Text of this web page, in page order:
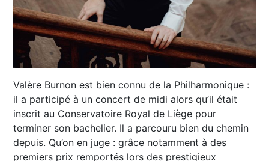
Valère Burnon est bien connu de la Philharmonique :
il a participé à un concert de midi alors qu’il était
inscrit au Conservatoire Royal de Liège pour
terminer son bachelier. Il a parcouru bien du chemin
depuis. Qu’on en juge : grâce notamment à des
premiers prix remportés lors des prestigieux